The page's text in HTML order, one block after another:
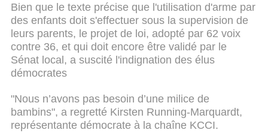
Bien que le texte précise que l'utilisation d'arme par
des enfants doit s'effectuer sous la supervision de
leurs parents, le projet de loi, adopté par 62 voix
contre 36, et qui doit encore être validé par le
Sénat local, a suscité l'indignation des élus
démocrates
"Nous n’avons pas besoin d’une milice de
bambins", a regretté Kirsten Running-Marquardt,
représentante démocrate à la chaîne KCCI.